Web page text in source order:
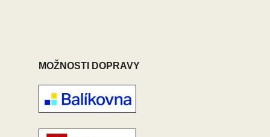
MOŽNOSTI DOPRAVY